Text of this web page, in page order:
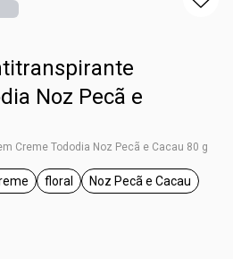
Noz Pecã e
Creme Tododia Noz Pecã e Cacau 80 g
desodorante creme
etiqueta floral
floral
etiqueta Noz
Noz Pecã e Cacau
tipos de pele